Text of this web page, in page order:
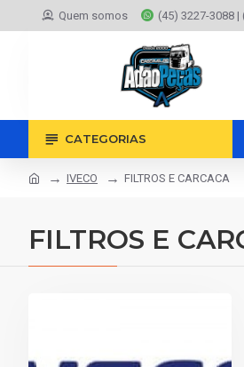
Quem somos (45) 3227-3088 |
CATEGORIAS
IVECO FILTROS E CARCACA
FILTROS E